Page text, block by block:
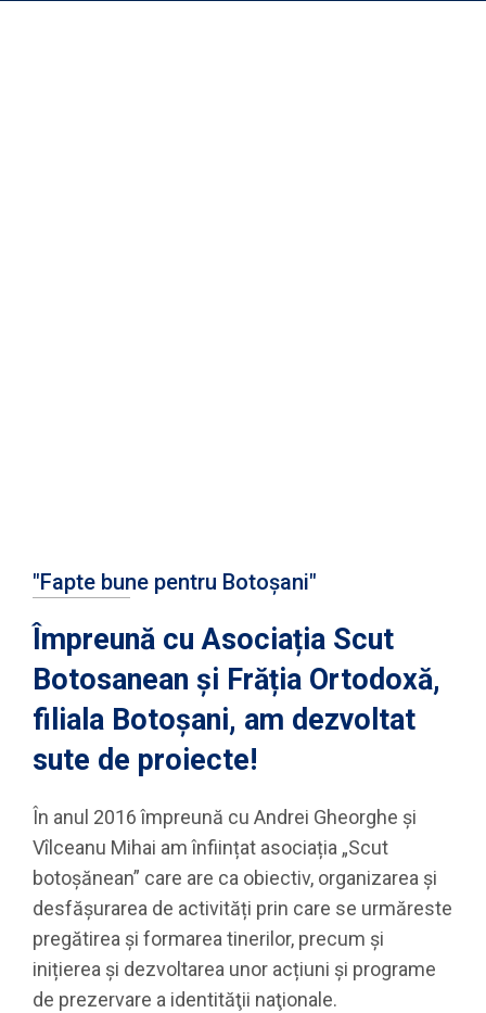
"Fapte bune pentru Botoșani"
Împreună cu Asociația Scut
Botosanean și Frăția Ortodoxă,
filiala Botoșani, am dezvoltat
sute de proiecte!
În anul 2016 împreună cu Andrei Gheorghe și
Vîlceanu Mihai am înființat asociația „Scut
botoșănean” care are ca obiectiv, organizarea şi
desfășurarea de activități prin care se urmăreste
pregătirea şi formarea tinerilor, precum şi
inițierea şi dezvoltarea unor acțiuni şi programe
de prezervare a identităţii naţionale.